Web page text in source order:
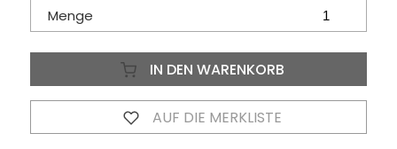
Menge
IN DEN WARENKORB
AUF DIE MERKLISTE